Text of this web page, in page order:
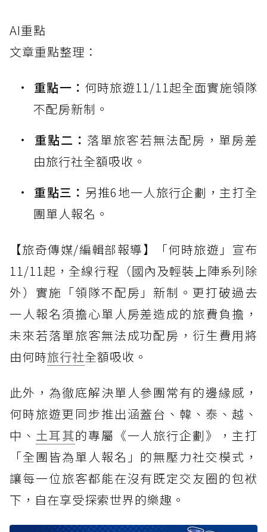
AI重點
文章重點整理：
重點一： 何時旅遊11/11起全面實施領隊
不配房新制。
重點二： 落單旅客若無法配房，單房差
由旅行社全額吸收。
重點三： 另推6地一人旅行企劃，主打全
團單人報名。
【旅奇傳媒/編輯部報導】「何時旅遊」宣布
11/11起，全線行程（國內及輕裝上陣系列除
外）實施「領隊不配房」新制。更打破過去
一人報名須擔心單人房差造成的旅費負擔，
未來若落單旅客無法成功配房，衍生費用將
由何時旅行社全額吸收。
此外，為徹底解決單人參團常有的邊緣感，
何時旅遊更同步推出涵蓋台、韓、泰、越、
中、 土耳其的專屬《一人旅行企劃》，主打
「全團皆為單人報名」的無壓力社交模式，
讓每一位旅客都能在沒有既定交友圈的包袱
下，自在享受探索世界的樂趣。